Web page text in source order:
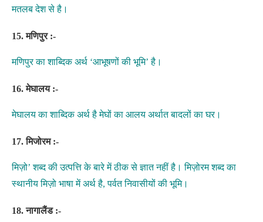
मतलब देश से है।
15. मणिपुर :-
मणिपुर का शाब्दिक अर्थ ‘आभूषणों की भूमि’ है।
16. मेघालय :-
मेघालय का शाब्दिक अर्थ है मेघों का आलय अर्थात बादलों का घर।
17. मिजोरम :-
मिज़ो’ शब्द की उत्पत्ति के बारे में ठीक से ज्ञात नहीं है। मिज़ोरम शब्द का
स्थानीय मिज़ो भाषा में अर्थ है, पर्वत निवासीयों की भूमि।
18. नागालैंड :-